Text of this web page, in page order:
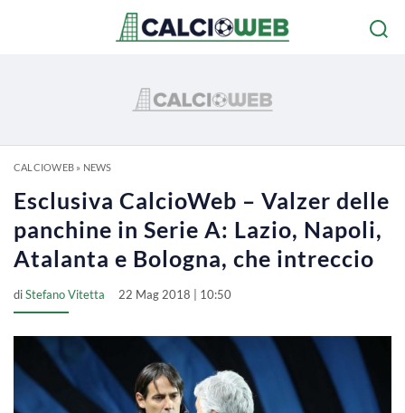
CALCIOWEB» NEWS
Esclusiva CalcioWeb – Valzer delle
panchine in Serie A: Lazio, Napoli,
Atalanta e Bologna, che intreccio
diStefano Vitetta 22 Mag 2018 | 10:50